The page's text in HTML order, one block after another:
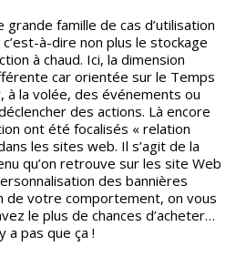
grande famille de cas d’utilisation
à-dire non plus le stockage
à chaud. Ici, la dimension
car orientée sur le Temps
à la volée, des événements ou
des actions. Là encore
ont été focalisés « relation
les sites web. Il s’agit de la
qu’on retrouve sur les site Web
des bannières
de votre comportement, on vous
le plus de chances d’acheter…
a pas que ça !